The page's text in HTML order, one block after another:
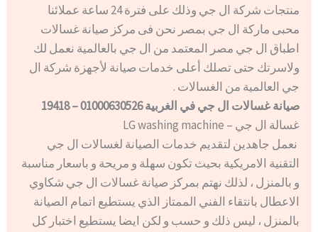
منتجات شركة ال جي وذلك على فترة 24 ساعة عملائنا
محبى ماركة ال جي بمصر نحن فى مركز صيانة غسالات
اطباق ال جي مصر المعتمد من ال جي بالعالمية نعمل لك
ولاسرتك حتى تصلك أعلى خدمات صيانة لأجهزة شركة ال
جي العالمية من الغسالات .
صيانة غسالات ال جي في الغربية 01000630526 – 19418
غسالة ال جي – LG washing machine
نعمل جاهدين لتقديم خدمات الصيانة لغسالات ال جي
التقنية الامريكية بحيث تكون سهلة و مريحة و باسعار مناسبة
و بالمنزل ، لذلك نهتم بمركز صيانة غسالات ال جي شكاوي
الاعطال بانتقاء الفني الممتاز الذي يستطيع اتمام الصيانة
بالمنزل ، ليس ذلك و حسب و لكن ايضا يستطيع اختبار كل